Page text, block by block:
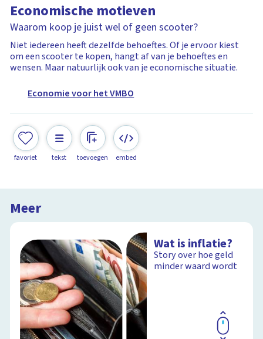
Economische motieven
Waarom koop je juist wel of geen scooter?
Niet iedereen heeft dezelfde behoeftes. Of je ervoor kiest
om een scooter te kopen, hangt af van je behoeftes en
wensen. Maar natuurlijk ook van je economische situatie.
Economie voor het VMBO
favoriet tekst toevoegen embed
Meer
Wat is inflatie?
Story over hoe geld
minder waard wordt